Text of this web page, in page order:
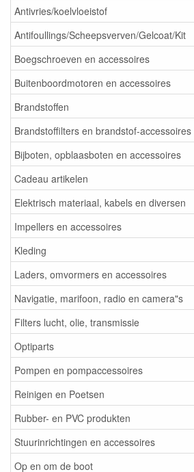
Antivries/koelvloeistof
Antifoullings/Scheepsverven/Gelcoat/Kit
Boegschroeven en accessoires
Buitenboordmotoren en accessoires
Brandstoffen
Brandstoffilters en brandstof-accessoires
Bijboten, opblaasboten en accessoires
Cadeau artikelen
Elektrisch materiaal, kabels en diversen
Impellers en accessoires
Kleding
Laders, omvormers en accessoires
Navigatie, marifoon, radio en camera"s
Filters lucht, olie, transmissie
Optiparts
Pompen en pompaccessoires
Reinigen en Poetsen
Rubber- en PVC produkten
Stuurinrichtingen en accessoires
Op en om de boot